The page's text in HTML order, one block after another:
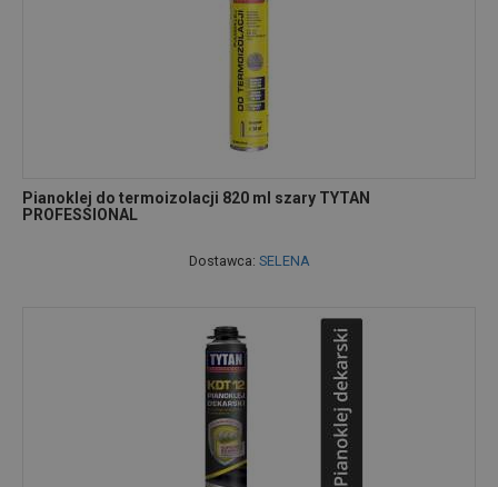
Pianoklej do termoizolacji 820 ml szary TYTAN
PROFESSIONAL
Dostawca: SELENA